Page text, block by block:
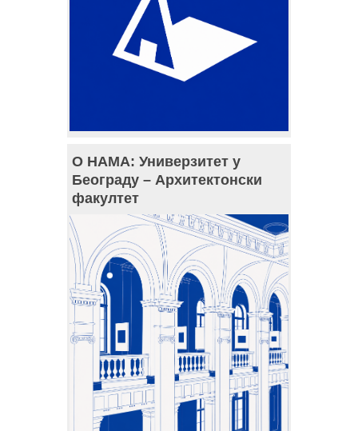
О НАМА: Универзитет у
Београду – Архитектонски
факултет